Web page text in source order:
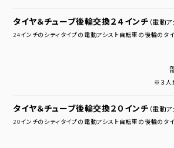
タイヤ＆チューブ後輪交換２４インチ （電動ア
24インチのシティタイプの電動アシスト自転車の後輪のタ
※３人
タイヤ＆チューブ後輪交換２０インチ （電動ア
20インチのシティタイプの電動アシスト自転車の後輪のタ